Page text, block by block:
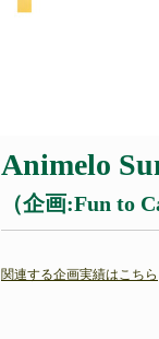
Animelo
（企画:Fun to
関連する企画実績はこちら